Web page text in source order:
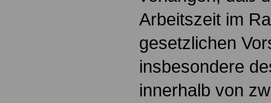
Arbeitszeit im
gesetzlichen
insbesondere
innerhalb von